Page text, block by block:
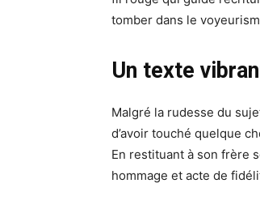
tomber dans le
Un texte
Malgré la rudesse du
d’avoir touché quelque
En restituant à son frère
hommage et acte de